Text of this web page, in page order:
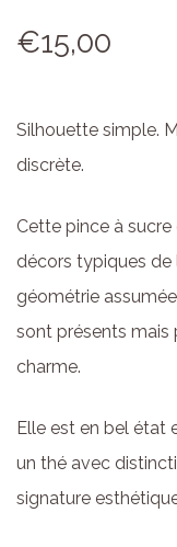
€15,00
Silhouette simple.
discrète.
Cette pince à
décors typiques de
géométrie
sont présents mais
charme.
Elle est en bel état
un thé avec
signature